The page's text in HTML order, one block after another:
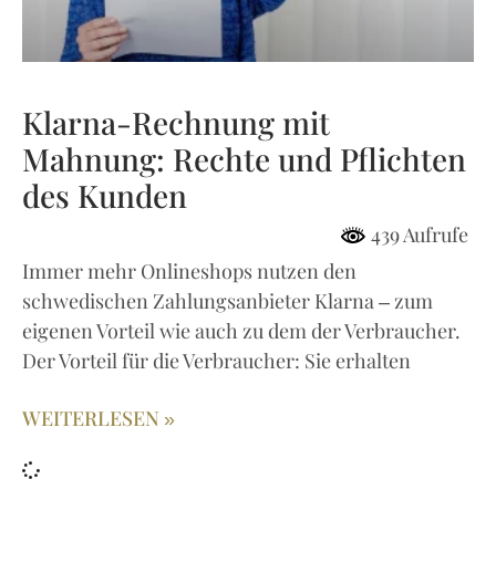
Klarna-Rechnung mit
Mahnung: Rechte und Pflichten
des Kunden
439 Aufrufe
Immer mehr Onlineshops nutzen den
schwedischen Zahlungsanbieter Klarna – zum
eigenen Vorteil wie auch zu dem der Verbraucher.
Der Vorteil für die Verbraucher: Sie erhalten
WEITERLESEN »